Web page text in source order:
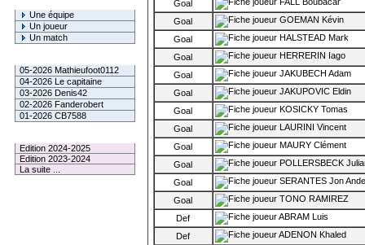
Une équipe
Un joueur
Un match
05-2026 Mathieufoot0112
04-2026 Le capitaine
03-2026 Denis42
02-2026 Fanderobert
01-2026 CB7588
Edition 2024-2025
Edition 2023-2024
La suite ...
Goal
Goal
GOEMAN Kévin
Goal
HALSTEAD Mark
Goal
HERRERIN Iago
Goal
JAKUBECH Adam
Goal
JAKUPOVIC Eldin
Goal
KOSICKY Tomas
Goal
LAURINI Vincent
Goal
MAURY Clément
Goal
POLLERSBECK
Goal
SERANTES Jon
Goal
TONO RAMIREZ
Def
ABRAM Luis
Def
ADENON Khaled